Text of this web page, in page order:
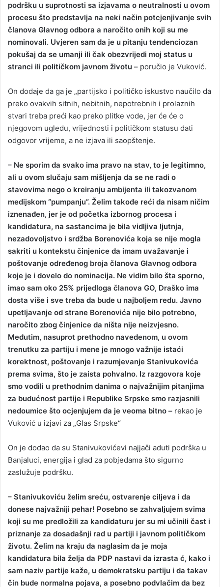
podršku u suprotnosti sa izjavama o neutralnosti u ovom
procesu što predstavlja na neki način potcjenjivanje svih
članova Glavnog odbora a naročito onih koji su me
nominovali. Uvjeren sam da je u pitanju tendenciozan
pokušaj da se umanji ili čak obezvrijedi moj status u
stranci ili političkom javnom životu – poručio je Vuković.
On dodaje da ga je „partijsko i političko iskustvo naučilo da
preko ovakvih sitnih, nebitnih, nepotrebnih i prolaznih
stvari treba preći kao preko plitke vode, jer će će o
njegovom ugledu, vrijednosti i političkom statusu dati
odgovor vrijeme, a ne izjava ili saopštenje.
– Ne sporim da svako ima pravo na stav, to je legitimno,
ali u ovom slučaju sam mišljenja da se ne radi o
stavovima nego o kreiranju ambijenta ili takozvanom
medijskom “pumpanju”. Želim takođe reći da nisam ničim
iznenađen, jer je od početka izbornog procesa i
kandidatura, na sastancima je bila vidljiva ljutnja,
nezadovoljstvo i srdžba Borenovića koja se nije mogla
sakriti u kontekstu činjenice da imam uvažavanje i
poštovanje određenog broja članova Glavnog odbora
koje je i dovelo do nominacija. Ne vidim bilo šta sporno,
imao sam oko 25% prijedloga članova GO, Draško ima
dosta više i sve treba da bude u najboljem redu. Javno
upetljavanje od strane Borenovića nije bilo potrebno,
naročito zbog činjenice da ništa nije neizvjesno.
Međutim, nasuprot prethodno navedenom, u ovom
trenutku za partiju i mene je mnogo važnije istaći
korektnost, poštovanje i razumjevanje Stanivukovića
prema svima, što je zaista pohvalno. Iz razgovora koje
smo vodili u prethodnim danima o najvažnijim pitanjima
za budućnost partije i Republike Srpske smo razjasnili
nedoumice što ocjenjujem da je veoma bitno – rekao je
Vuković u izjavi za „Glas Srpske“
On je dodao da su Stanivukovićevi najjači aduti podrška u
Banjaluci, energija i glad za pobjedama što sigurno
zaslužuje podršku.
– Stanivukoviću želim sreću, ostvarenje ciljeva i da
donese najvažniji pehar! Posebno se zahvaljujem svima
koji su me predložili za kandidaturu jer su mi učinili čast i
priznanje za dosadašnji rad u partiji i javnom političkom
životu. Želim na kraju da naglasim da je moja
kandidatura bila želja da PDP nastavi da izrasta ć, kako i
sam naziv partije kaže, u demokratsku partiju i da takav
čin bude normalna pojava, a posebno podvlačim da bez